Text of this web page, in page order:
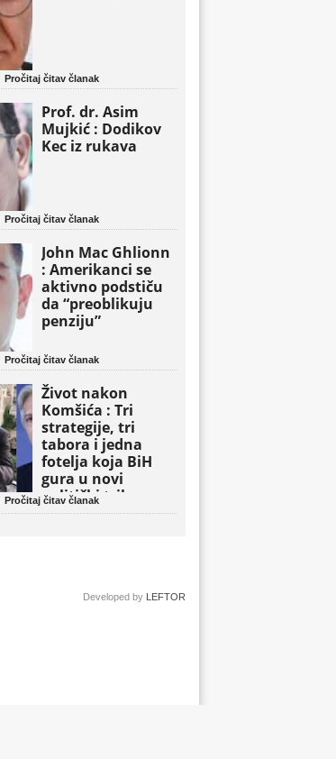
Pročitaj čitav članak
Prof. dr. Asim
Mujkić : Dodikov
Kec iz rukava
Pročitaj čitav članak
John Mac Ghlionn
: Amerikanci se
aktivno podstiču
da “preoblikuju
penziju”
Pročitaj čitav članak
Život nakon
Komšića : Tri
strategije, tri
tabora i jedna
fotelja koja BiH
gura u novi
politički triler
Pročitaj čitav članak
Developed by LEFTOR